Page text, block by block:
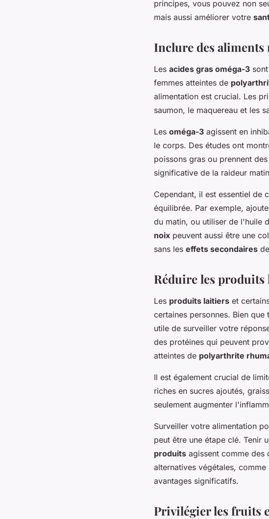
principes, vous pouvez non
mais aussi améliorer votre
Inclure des aliments
Les acides gras oméga-3
femmes atteintes de
alimentation est crucial. Les
saumon, le maquereau et les
Les oméga-3 agissent en
le corps. Des études ont
poissons gras ou prennent
significative de la raideur
Cependant, il est essentiel de
équilibrée. Par exemple,
du matin, ou utiliser de l'huile
noix peuvent aussi être une
sans les effets secondaires
Réduire les
Les produits laitiers et
certaines personnes. Bien
utile de surveiller votre
des protéines qui peuvent
atteintes de polyarthrite
Il est également crucial de
riches en sucres ajoutés,
seulement augmenter
Surveiller votre alimentation
peut être une étape clé. Tenir
produits agissent comme des
alternatives végétales,
avantages significatifs.
Privilégier les fruits